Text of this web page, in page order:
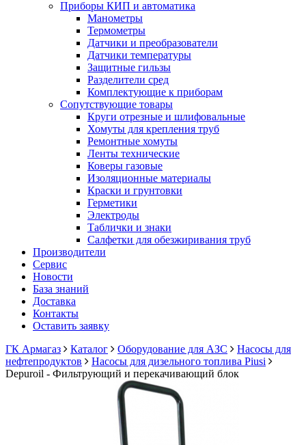
Приборы КИП и автоматика
Манометры
Термометры
Датчики и преобразователи
Датчики температуры
Защитные гильзы
Разделители сред
Комплектующие к приборам
Сопутствующие товары
Круги отрезные и шлифовальные
Хомуты для крепления труб
Ремонтные хомуты
Ленты технические
Коверы газовые
Изоляционные материалы
Краски и грунтовки
Герметики
Электроды
Таблички и знаки
Салфетки для обезжиривания труб
Производители
Сервис
Новости
База знаний
Доставка
Контакты
Оставить заявку
ГК Армагаз
Каталог Оборудование для АЗС
Насосы для
нефтепродуктов
Насосы для дизельного топлива Piusi
Depuroil - Фильтрующий и перекачивающий блок